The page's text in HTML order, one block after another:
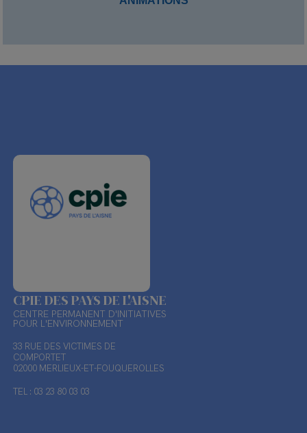
CPIE DES PAYS DE L'AISNE
CENTRE PERMANENT D'INITIATIVES
POUR L'ENVIRONNEMENT
33 RUE DES VICTIMES DE
COMPORTET
02000 MERLIEUX-ET-FOUQUEROLLES
TEL : 03 23 80 03 03